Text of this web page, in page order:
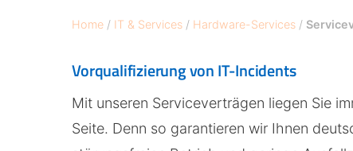
Home / IT & Services / Hardware-Services /
Vorqualifizierung von IT-Incidents
Mit unseren Serviceverträgen liegen Sie
Seite. Denn so garantieren wir Ihnen